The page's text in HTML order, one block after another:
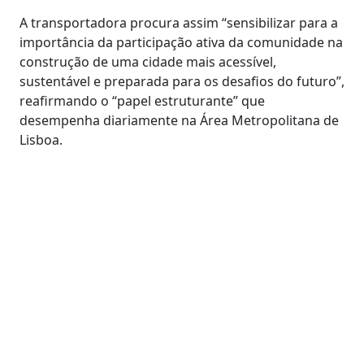
A transportadora procura assim “sensibilizar para a
importância da participação ativa da comunidade na
construção de uma cidade mais acessível,
sustentável e preparada para os desafios do futuro”,
reafirmando o “papel estruturante” que
desempenha diariamente na Área Metropolitana de
Lisboa.